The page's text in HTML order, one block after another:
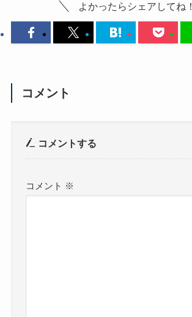
よかったらシェアしてね！
コメント
コメントする
コメント ※